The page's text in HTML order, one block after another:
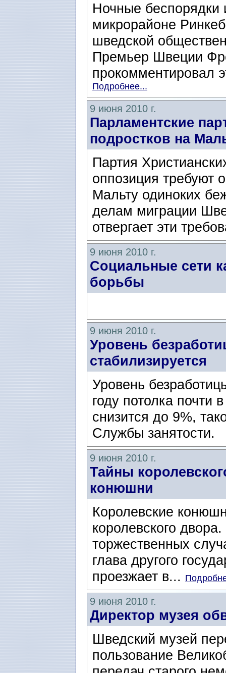
Ночные беспорядки
микрорайоне
шведской
Премьер Швеции
прокомментировал
Подробнее...
9 июня 2010 г.
Парламентские
подростков на
Партия
оппозиция требуют
Мальту одиноких
делам миграции
отвергает эти
9 июня 2010 г.
Социальные сети
борьбы
9 июня 2010 г.
Уровень
стабилизируется
Уровень
году потолка почти
снизится до 9%,
Службы занятости.
9 июня 2010 г.
Тайны
конюшни
Королевские
королевского
торжественных
глава другого
проезжает в...
9 июня 2010 г.
Директор музея
Шведский музей
пользование